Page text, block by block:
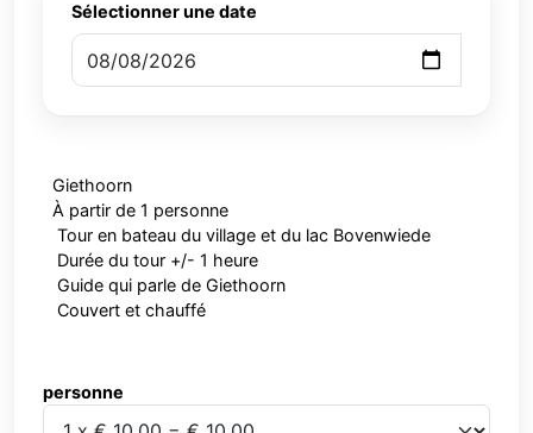
Sélectionner une date
Giethoorn
À partir de 1 personne
Tour en bateau du village et du lac Bovenwiede
Durée du tour +/- 1 heure
Guide qui parle de Giethoorn
Couvert et chauffé
personne